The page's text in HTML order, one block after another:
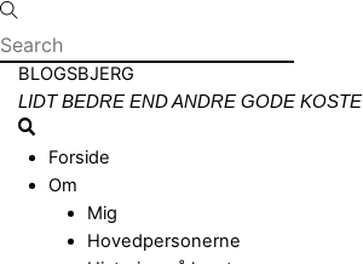
Skip
to
content
Menu
BLOGSBJERG
LIDT BEDRE END ANDRE GODE KOSTE
Search
Forside
Om
Mig
Hovedpersonerne